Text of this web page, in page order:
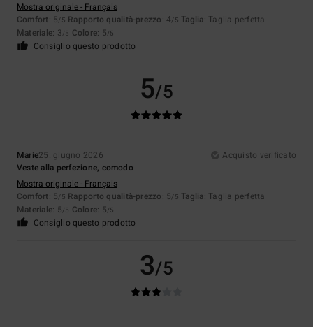
Mostra originale - Français
Comfort: 5/5 Rapporto qualità-prezzo: 4/5 Taglia: Taglia perfetta
Materiale: 3/5 Colore: 5/5
Consiglio questo prodotto
5/5
Marie25. giugno 2026
Acquisto verificato
Veste alla perfezione, comodo
Mostra originale - Français
Comfort: 5/5 Rapporto qualità-prezzo: 5/5 Taglia: Taglia perfetta
Materiale: 5/5 Colore: 5/5
Consiglio questo prodotto
3/5